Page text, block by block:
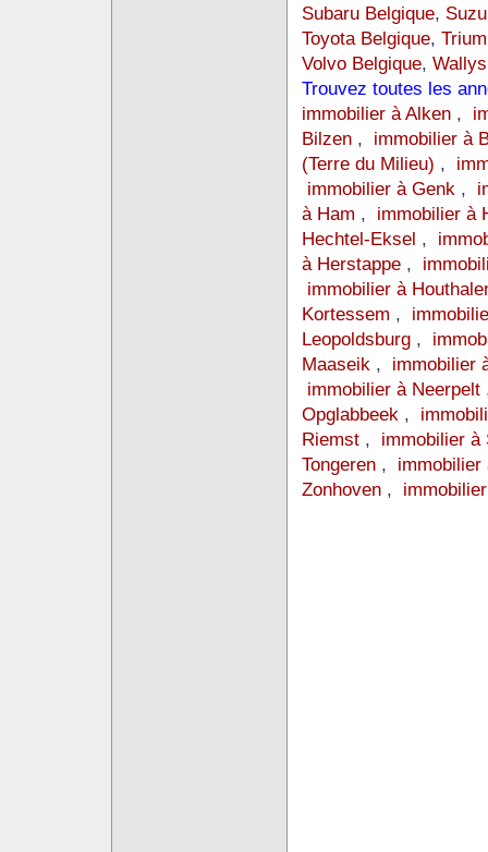
Subaru Belgique,
Toyota Belgique,
Volvo Belgique,
Trouvez toutes les
immobilier à Alken,
Bilzen, immobilier à
(Terre du Milieu) ,
immobilier à Genk,
à Ham , immobilier à
Hechtel-Eksel ,
à Herstappe,
immobilier à
Kortessem ,
Leopoldsburg,
Maaseik, immobilier
immobilier à Neerpelt
Opglabbeek,
Riemst, immobilier à
Tongeren, immobilier
Zonhoven,